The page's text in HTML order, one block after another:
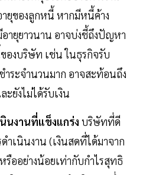
ายุของลูกหนี้ หากมีหนี้ค้าง
ายุยาวนาน อาจบ่งชี้ถึงปัญหา
องบริษัท เช่น ในธุรกิจรับ
ำระจำนวนมาก อาจสะท้อนถึง
ะยังไม่ได้รับเงิน
นงานที่แข็งแกร่ง บริษัทที่ดี
ำเนินงาน (เงินสดที่ได้มาจาก
รืออย่างน้อยเท่ากับกำไรสุทธิ